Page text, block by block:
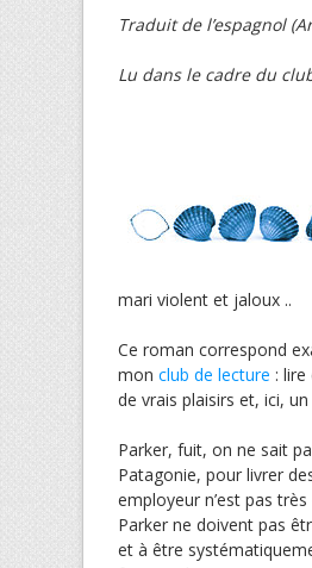
Traduit de l’espagnol
Lu dans le cadre du
mari violent et jaloux ..
Ce roman correspond
mon club de lecture :
de vrais plaisirs et, ici,
Parker, fuit, on ne sait
Patagonie, pour livrer
employeur n’est pas
Parker ne doivent pas
et à être